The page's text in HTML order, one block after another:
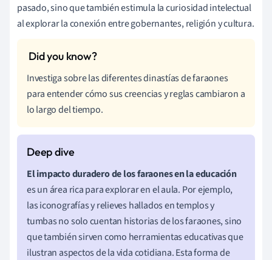
pasado, sino que también estimula la curiosidad intelectual
al explorar la conexión entre gobernantes, religión y cultura.
Investiga sobre las diferentes dinastías de faraones
para entender cómo sus creencias y reglas cambiaron a
lo largo del tiempo.
El impacto duradero de los faraones en la educación
es un área rica para explorar en el aula. Por ejemplo,
las iconografías y relieves hallados en templos y
tumbas no solo cuentan historias de los faraones, sino
que también sirven como herramientas educativas que
ilustran aspectos de la vida cotidiana. Esta forma de